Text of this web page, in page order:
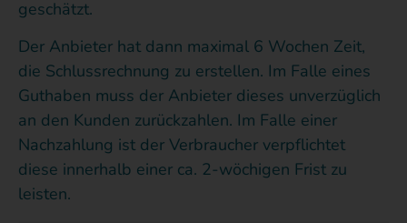
geschätzt.
Der Anbieter hat dann maximal 6 Wochen Zeit,
die Schlussrechnung zu erstellen. Im Falle eines
Guthaben muss der Anbieter dieses unverzüglich
an den Kunden zurückzahlen. Im Falle einer
Nachzahlung ist der Verbraucher verpflichtet
diese innerhalb einer ca. 2-wöchigen Frist zu
leisten.